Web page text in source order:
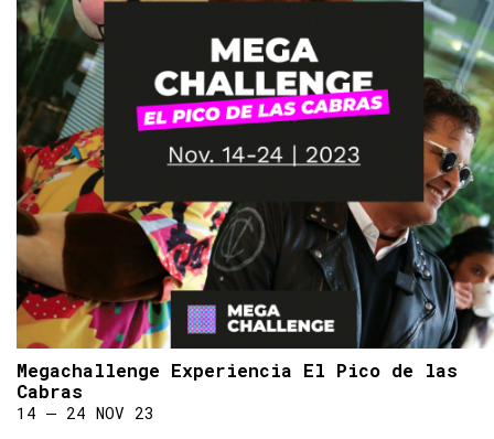
Megachallenge Experiencia El Pico de las
Cabras
14 ― 24 NOV 23